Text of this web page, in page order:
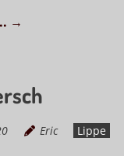
→
Eric Lippe